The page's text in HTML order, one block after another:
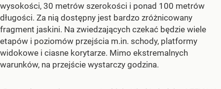
wysokości, 30 metrów szerokości i ponad 100 metrów
długości. Za nią dostępny jest bardzo zróżnicowany
fragment jaskini. Na zwiedzających czekać będzie wiele
etapów i poziomów przejścia m.in. schody, platformy
widokowe i ciasne korytarze. Mimo ekstremalnych
warunków, na przejście wystarczy godzina.